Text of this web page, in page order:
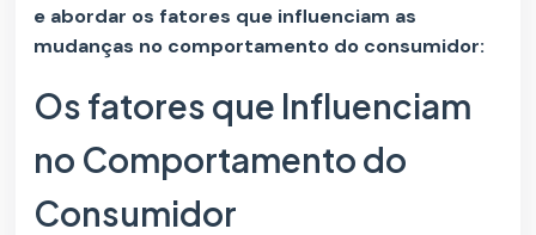
e abordar os fatores que influenciam as
mudanças no comportamento do consumidor:
Os fatores que Influenciam
no Comportamento do
Consumidor